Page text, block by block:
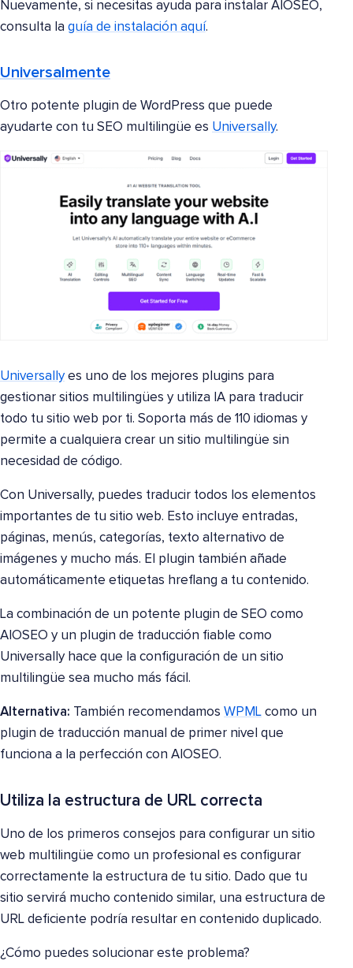
Nuevamente, si necesitas ayuda para instalar AIOSEO,
consulta la guía de instalación aquí.
Universalmente
Otro potente plugin de WordPress que puede
ayudarte con tu SEO multilingüe es Universally.
Universallyes uno de los mejores plugins para
gestionar sitios multilingües y utiliza IA para traducir
todo tu sitio web por ti. Soporta más de 110 idiomas y
permite a cualquiera crear un sitio multilingüe sin
necesidad de código.
Con Universally, puedes traducir todos los elementos
importantes de tu sitio web. Esto incluye entradas,
páginas, menús, categorías, texto alternativo de
imágenes y mucho más. El plugin también añade
automáticamente etiquetas hreflang a tu contenido.
La combinación de un potente plugin de SEO como
AIOSEO y un plugin de traducción fiable como
Universally hace que la configuración de un sitio
multilingüe sea mucho más fácil.
Alternativa: También recomendamos WPML como un
plugin de traducción manual de primer nivel que
funciona a la perfección con AIOSEO.
Utiliza la estructura de URL correcta
Uno de los primeros consejos para configurar un sitio
web multilingüe como un profesional es configurar
correctamente la estructura de tu sitio. Dado que tu
sitio servirá mucho contenido similar, una estructura de
URL deficiente podría resultar en contenido duplicado.
¿Cómo puedes solucionar este problema?